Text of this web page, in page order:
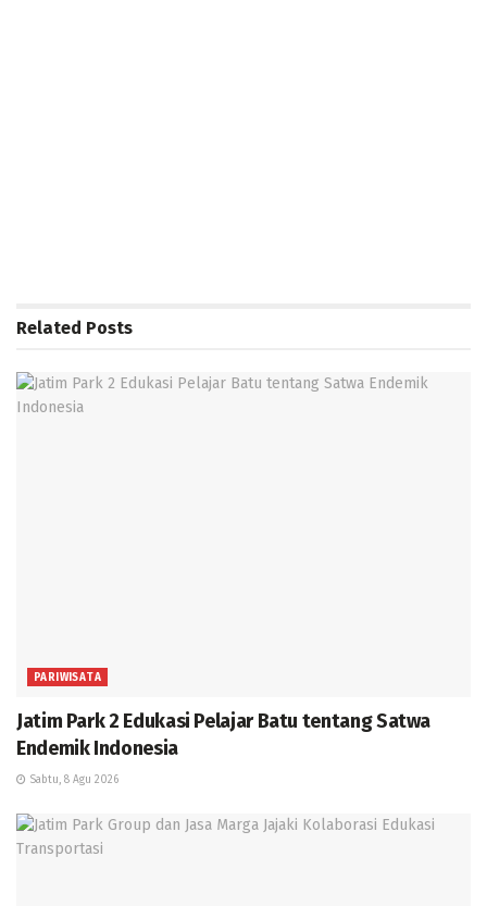
Related Posts
PARIWISATA
Jatim Park 2 Edukasi Pelajar Batu tentang Satwa
Endemik Indonesia
Sabtu, 8 Agu 2026